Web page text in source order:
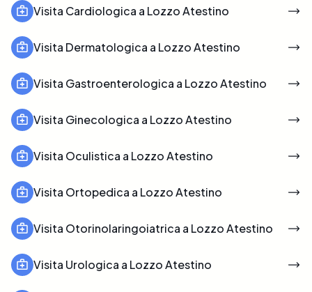
Visita Cardiologica a Lozzo Atestino
Visita Dermatologica a Lozzo Atestino
Visita Gastroenterologica a Lozzo Atestino
Visita Ginecologica a Lozzo Atestino
Visita Oculistica a Lozzo Atestino
Visita Ortopedica a Lozzo Atestino
Visita Otorinolaringoiatrica a Lozzo Atestino
Visita Urologica a Lozzo Atestino